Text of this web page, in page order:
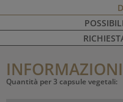
Quantità per 3 capsule vegetali: